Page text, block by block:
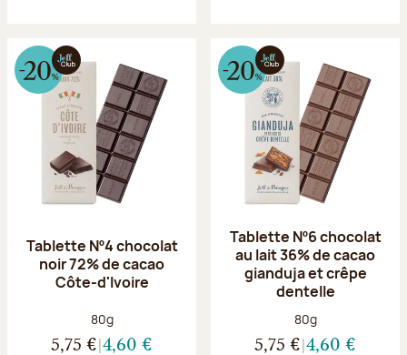
Tablette Nº4 chocolat
noir 72% de cacao
Côte-d'Ivoire
Poids net :
80g
5,75 € 4,60 €
Tablette Nº6 chocolat
au lait 36% de cacao
gianduja et crêpe
dentelle
Poids net :
80g
5,75 € 4,60 €